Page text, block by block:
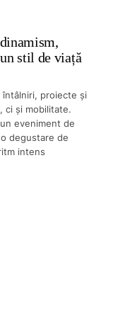
stil de viață
întâlniri, proiecte și
ci și mobilitate.
eveniment de
degustare de
intens